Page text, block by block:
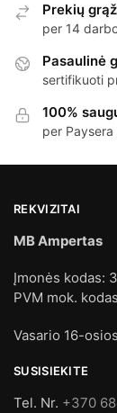
Prekių
per 14
Pasaulinė
sertifikuoti
100%
per Paysera
REKVIZITAI
MB Ampertas
Įmonės kodas:
PVM mok.
Vasario 16-
SUSISIEKITE
Tel. Nr. +370